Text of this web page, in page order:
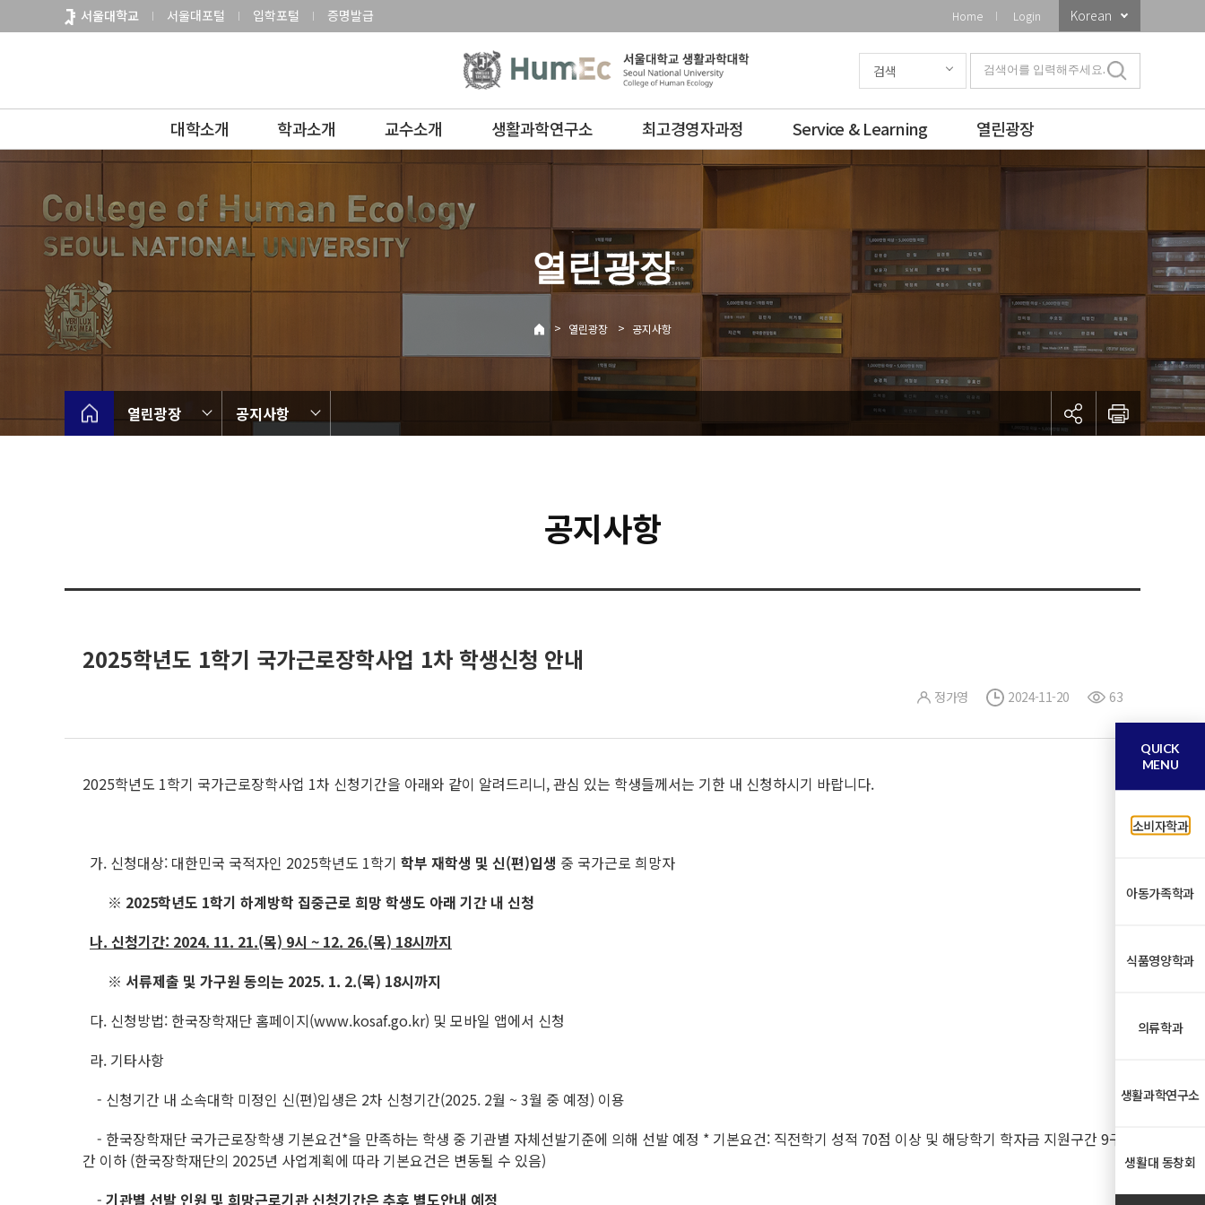
로
서울대학교 서울대포털 입학포털 증명발급 Home Login Korean
대학소개 학과소개 교수소개 생활과학연구소 최고경영자과정 Service & Learning 열린광장
검색 검색어를 입력해주세요.
열린광장
> 열린광장 > 공지사항
열린광장 공지사항
공지사항
2025학년도 1학기 국가근로장학사업 1차 학생신청 안내
정가영 2024-11-20 63
2025학년도 1학기 국가근로장학사업 1차 신청기간을 아래와 같이 알려드리니, 관심 있는 학생들께서는 기한 내 신청하시기 바랍니다.
가. 신청대상: 대한민국 국적자인 2025학년도 1학기 학부 재학생 및 신(편)입생 중 국가근로 희망자
※ 2025학년도 1학기 하계방학 집중근로 희망 학생도 아래 기간 내 신청
나. 신청기간: 2024. 11. 21.(목) 9시 ~ 12. 26.(목) 18시까지
※ 서류제출 및 가구원 동의는 2025. 1. 2.(목) 18시까지
다. 신청방법: 한국장학재단 홈페이지(www.kosaf.go.kr) 및 모바일 앱에서 신청
라. 기타사항
- 신청기간 내 소속대학 미정인 신(편)입생은 2차 신청기간(2025. 2월 ~ 3월 중 예정) 이용
- 한국장학재단 국가근로장학생 기본요건*을 만족하는 학생 중 기관별 자체선발기준에 의해 선발 예정 * 기본요건: 직전학기 성적 70점 이상 및 해당학기 학자금 지원구간 9구
간 이하 (한국장학재단의 2025년 사업계획에 따라 기본요건은 변동될 수 있음)
- 기관별 선발 인원 및 희망근로기관 신청기간은 추후 별도안내 예정
QUICK
MENU
소비자학과
아동가족학과
식품영양학과
의류학과
생활과학연구소
생활대 동창회